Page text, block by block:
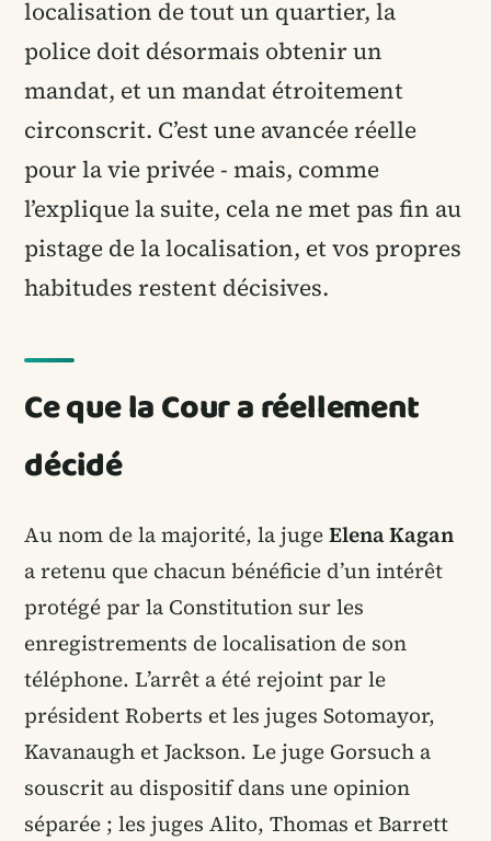
localisation de tout un quartier, la
police doit désormais obtenir un
mandat, et un mandat étroitement
circonscrit. C’est une avancée réelle
pour la vie privée - mais, comme
l’explique la suite, cela ne met pas fin au
pistage de la localisation, et vos propres
habitudes restent décisives.
Ce que la Cour a réellement
décidé
Au nom de la majorité, la jugeElena Kagan
a retenu que chacun bénéficie d’un intérêt
protégé par la Constitution sur les
enregistrements de localisation de son
téléphone. L’arrêt a été rejoint par le
président Roberts et les juges Sotomayor,
Kavanaugh et Jackson. Le juge Gorsuch a
souscrit au dispositif dans une opinion
séparée ; les juges Alito, Thomas et Barrett